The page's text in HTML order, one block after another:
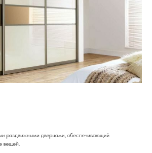
раздвижными дверцами, обеспечивающий
вещей.